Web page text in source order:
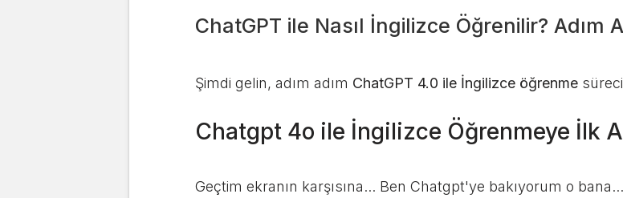
ChatGPT ile Nasıl İngilizce Öğrenilir? Adım
Şimdi gelin, adım adım ChatGPT 4.0 ile İngilizce öğrenme
Chatgpt 4o ile İngilizce Öğrenmeye İlk
Geçtim ekranın karşısına... Ben Chatgpt'ye bakıyorum o bana...